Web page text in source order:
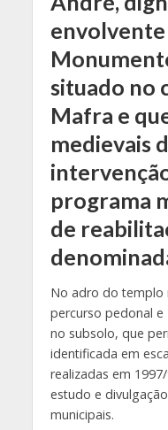
situado no
Mafra e
medievais
programa
de
No adro do templo
percurso pedonal e
no subsolo, que
identificada em
realizadas em
estudo e
municipais.